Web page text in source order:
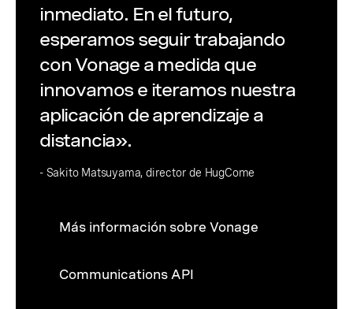
inmediato. En el futuro,
esperamos seguir trabajando
con Vonage a medida que
innovamos e iteramos nuestra
aplicación de aprendizaje a
distancia».
- Sakito Matsuyama, director de HugCome
Más información sobre Vonage
Communications API